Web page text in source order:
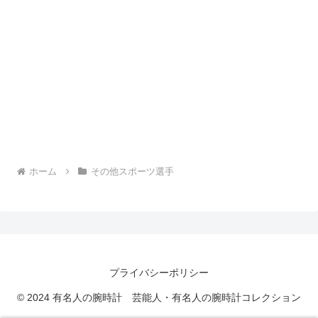
ホーム その他スポーツ選手
プライバシーポリシー
© 2024 有名人の腕時計 芸能人・有名人の腕時計コレクション